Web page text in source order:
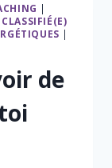
|
|
de